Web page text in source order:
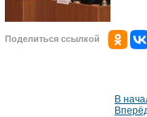
Поделиться ссылкой
В